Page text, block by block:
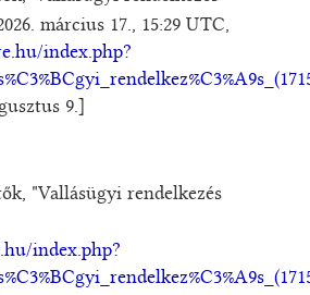
március 17., 15:29 UTC,
index.php?
9.]
"Vallásügyi rendelkezés
index.php?